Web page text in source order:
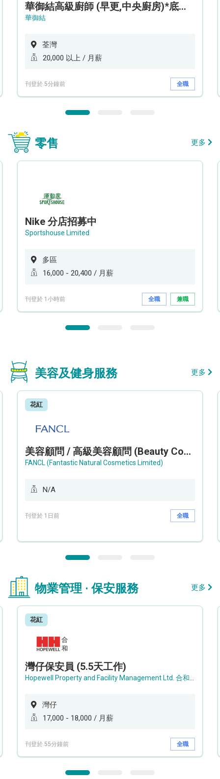
華御結高級廚師 (早更,中央廚房)*底薪可達20k* (5天工作週)
華御結
荃灣
20,000 以上 / 月薪
刊登於 5分鐘前 全職
零售 更多
Nike 分店招募中
Sportshouse Limited
多區
16,000 - 20,400 / 月薪
刊登於 1小時前 全職 兼職
美容及健身服務 更多
花紅
美容顧問 / 高級美容顧問 (Beauty Consultant / Senior Beauty Consultant)
FANCL (Fantastic Natural Cosmetics Limited)
N/A
刊登於 1日前 全職
物業管理 · 保安服務 更多
花紅
灣仔保安員 (5.5天工作)
灣仔
17,000 - 18,000 / 月薪
刊登於 55分鐘前 全職